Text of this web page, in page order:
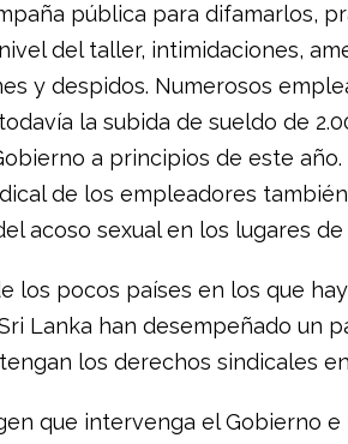
pública para difamarlos,
del taller, intimidaciones,
y despidos. Numerosos
la subida de sueldo de
a principios de este año.
de los empleadores
acoso sexual en los lugares
los pocos países en los que
Lanka han desempeñado un
los derechos sindicales
que intervenga el Gobierno e